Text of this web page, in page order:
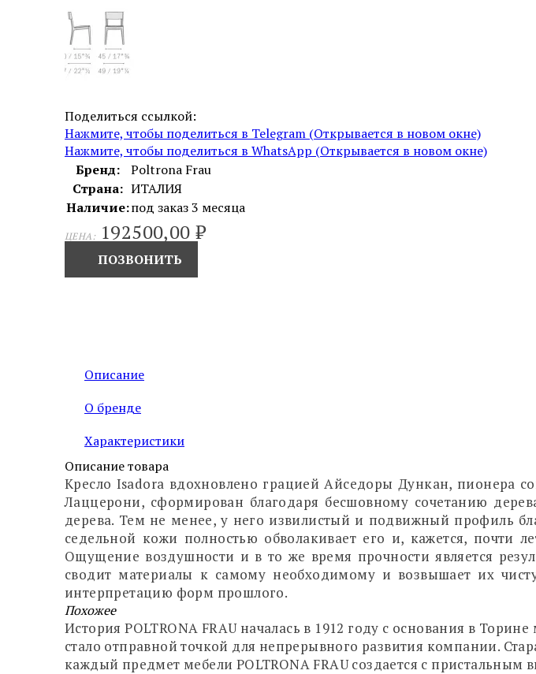
Поделиться ссылкой:
Нажмите, чтобы поделиться в Telegram (Открывается в новом окне)
Нажмите, чтобы поделиться в WhatsApp (Открывается в новом окне)
Бренд:
Poltrona Frau
Страна: ИТАЛИЯ
Наличие:под заказ 3 месяца
ЦЕНА: 192500,00₽
ПОЗВОНИТЬ
Описание
О бренде
Характеристики
Описание товара
Кресло Isadora вдохновлено грацией Айседоры Дункан, пионера
Лаццерони, сформирован благодаря бесшовному сочетанию
дерева. Тем не менее, у него извилистый и подвижный профиль
седельной кожи полностью обволакивает его и, кажется, почти
Ощущение воздушности и в то же время прочности является
сводит материалы к самому необходимому и возвышает их
интерпретацию форм прошлого.
Похожее
История POLTRONA FRAU началась в 1912 году с основания в
стало отправной точкой для непрерывного развития компании.
каждый предмет мебели POLTRONA FRAU создается с пристальным